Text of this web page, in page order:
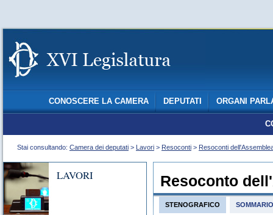
CONOSCERE LA CAMERA DEPUTATI ORGANI
Stai consultando: Camera dei deputati > Lavori > Resoconti > Resoconti
LAVORI Resoconto
STENOGRAFICO SOMMARIO